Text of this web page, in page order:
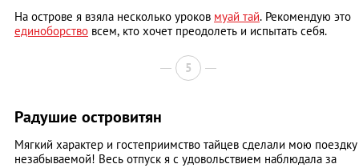
На острове я взяла несколько уроков муай тай. Рекомендую это
единоборство всем, кто хочет преодолеть и испытать себя.
5
Радушие островитян
Мягкий характер и гостеприимство тайцев сделали мою поездку
незабываемой! Весь отпуск я с удовольствием наблюдала за